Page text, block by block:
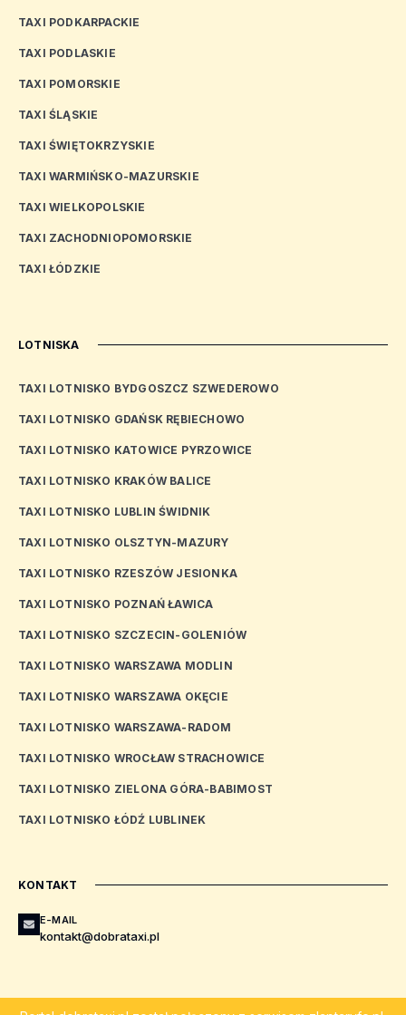
TAXI PODKARPACKIE
TAXI PODLASKIE
TAXI POMORSKIE
TAXI ŚLĄSKIE
TAXI ŚWIĘTOKRZYSKIE
TAXI WARMIŃSKO-MAZURSKIE
TAXI WIELKOPOLSKIE
TAXI ZACHODNIOPOMORSKIE
TAXI ŁÓDZKIE
LOTNISKA
TAXI LOTNISKO BYDGOSZCZ SZWEDEROWO
TAXI LOTNISKO GDAŃSK RĘBIECHOWO
TAXI LOTNISKO KATOWICE PYRZOWICE
TAXI LOTNISKO KRAKÓW BALICE
TAXI LOTNISKO LUBLIN ŚWIDNIK
TAXI LOTNISKO OLSZTYN-MAZURY
TAXI LOTNISKO RZESZÓW JESIONKA
TAXI LOTNISKO POZNAŃ ŁAWICA
TAXI LOTNISKO SZCZECIN-GOLENIÓW
TAXI LOTNISKO WARSZAWA MODLIN
TAXI LOTNISKO WARSZAWA OKĘCIE
TAXI LOTNISKO WARSZAWA-RADOM
TAXI LOTNISKO WROCŁAW STRACHOWICE
TAXI LOTNISKO ZIELONA GÓRA-BABIMOST
TAXI LOTNISKO ŁÓDŹ LUBLINEK
KONTAKT
E-MAIL
kontakt@dobrataxi.pl